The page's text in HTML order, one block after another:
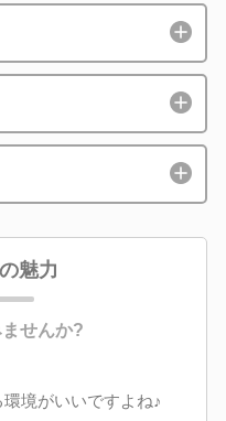
魅力
せんか?
境がいいですよね♪